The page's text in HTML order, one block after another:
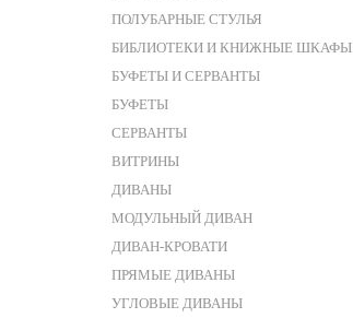
ПОЛУБАРНЫЕ СТУЛЬЯ
БИБЛИОТЕКИ И КНИЖНЫЕ ШКАФЫ
БУФЕТЫ И СЕРВАНТЫ
БУФЕТЫ
СЕРВАНТЫ
ВИТРИНЫ
ДИВАНЫ
МОДУЛЬНЫЙ ДИВАН
ДИВАН-КРОВАТИ
ПРЯМЫЕ ДИВАНЫ
УГЛОВЫЕ ДИВАНЫ